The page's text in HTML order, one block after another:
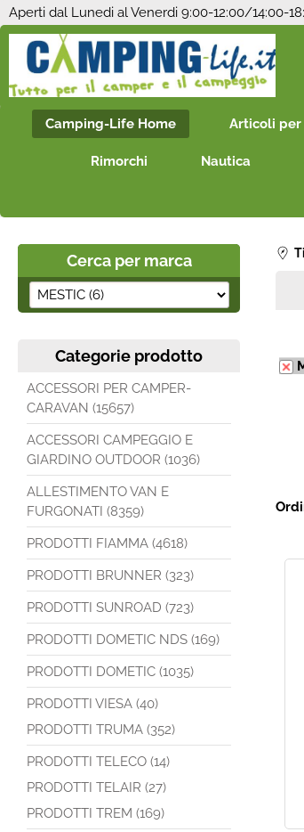
Aperti dal Lunedi al Venerdi 9:00-12:00/14:00-
Camping-Life Home Articoli per
Rimorchi Nautica
Cerca per marca
Categorie prodotto
ACCESSORI PER CAMPER-
CARAVAN (15657)
ACCESSORI CAMPEGGIO E
GIARDINO OUTDOOR (1036)
ALLESTIMENTO VAN E
FURGONATI (8359)
PRODOTTI FIAMMA (4618)
PRODOTTI BRUNNER (323)
PRODOTTI SUNROAD (723)
PRODOTTI DOMETIC NDS (169)
PRODOTTI DOMETIC (1035)
PRODOTTI VIESA (40)
PRODOTTI TRUMA (352)
PRODOTTI TELECO (14)
PRODOTTI TELAIR (27)
PRODOTTI TREM (169)